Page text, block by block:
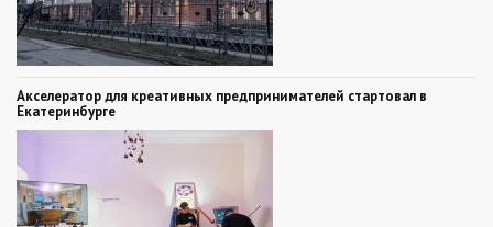
Акселератор для креативных предпринимателей стартовал в
Екатеринбурге